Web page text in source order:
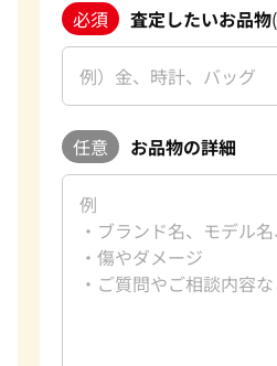
必須 査定したいお品物
任意 お品物の詳細